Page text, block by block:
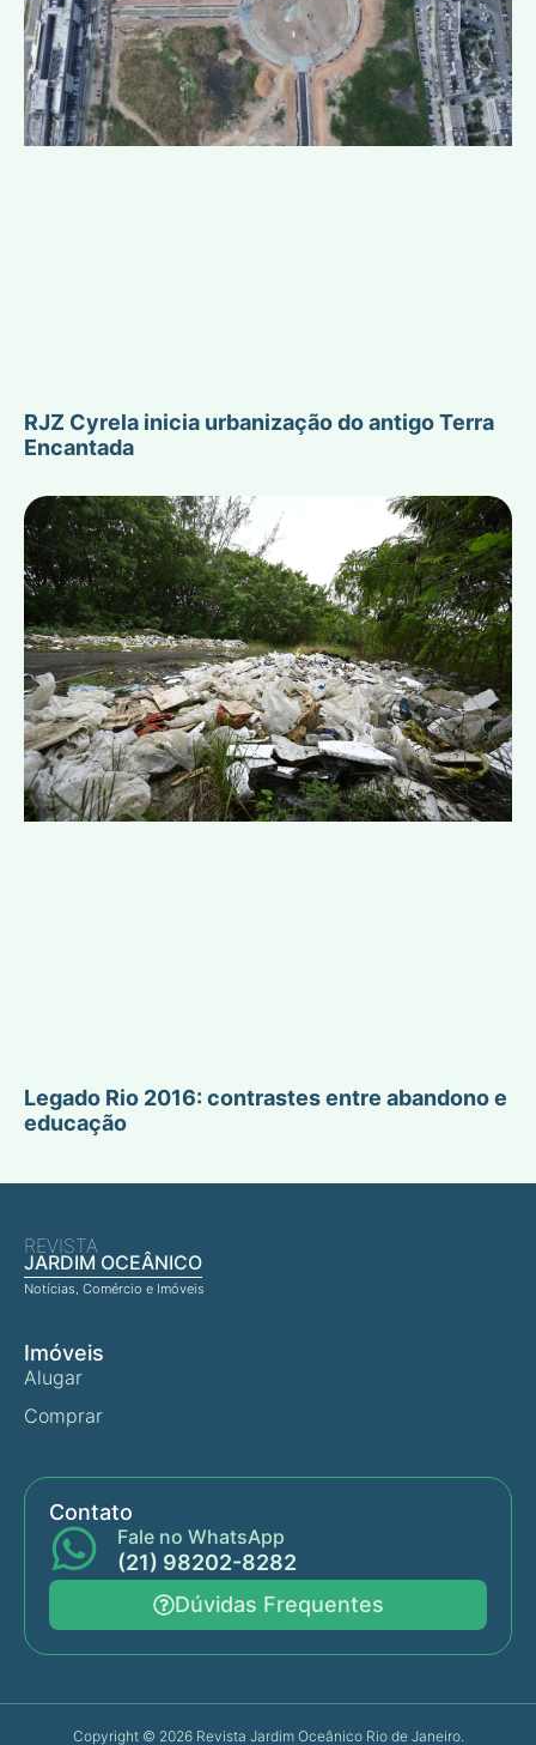
RJZ Cyrela inicia urbanização do antigo Terra
Encantada
Legado Rio 2016: contrastes entre abandono e
educação
REVISTA
JARDIM OCEÂNICO
Notícias, Comércio e Imóveis
Imóveis
Alugar
Comprar
Contato
Fale no WhatsApp
(21) 98202-8282
Dúvidas Frequentes
Copyright © 2026 Revista Jardim Oceânico Rio de Janeiro.